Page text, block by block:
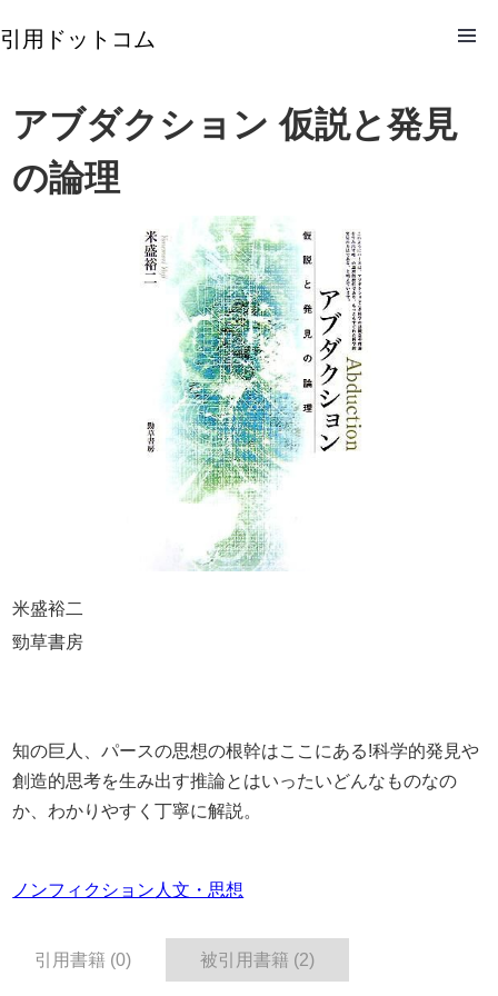
引用ドットコム
アブダクション 仮説と発見
の論理
米盛裕二
勁草書房
知の巨人、パースの思想の根幹はここにある!科学的発見や
創造的思考を生み出す推論とはいったいどんなものなの
か、わかりやすく丁寧に解説。
ノンフィクション 人文・思想
引用書籍 (0) 被引用書籍 (2)